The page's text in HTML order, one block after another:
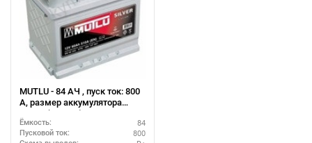
MUTLU - 84 АЧ , пуск ток: 800
А, размер аккумулятора
Мутлу (Турция): 315 Х 175 Х
190 мм.
Ёмкость: 84
Пусковой ток: 800